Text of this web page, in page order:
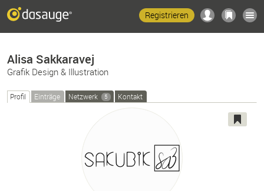
Registrieren
Alisa Sakkaravej
Grafik Design & Illustration
Profil Einträge Netzwerk 5 Kontakt